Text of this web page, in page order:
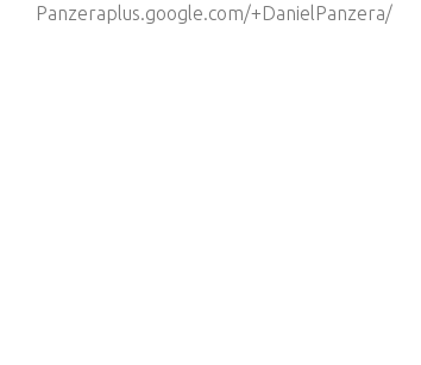
Panzeraplus.google.com/+DanielPanzera/